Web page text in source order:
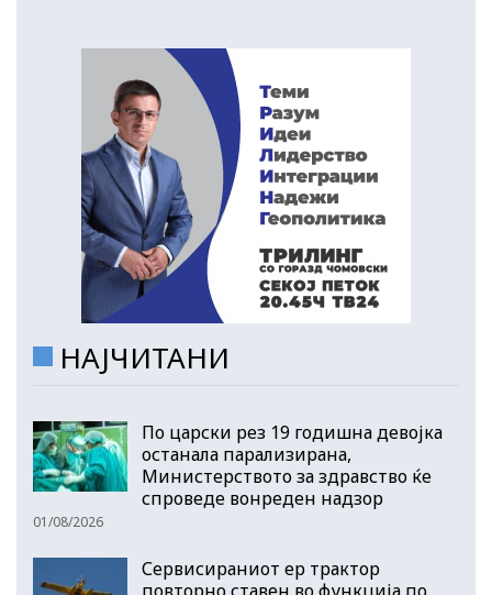
НАЈЧИТАНИ
По царски рез 19 годишна девојка
останала парализирана,
Министерството за здравство ќе
спроведе вонреден надзор
01/08/2026
Сервисираниот ер трактор